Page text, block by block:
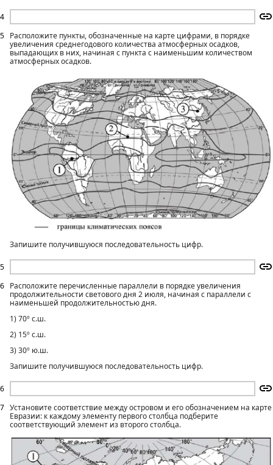
4
5
5
Расположите пункты, обозначенные на карте цифрами, в порядке
увеличения среднегодового количества атмосферных осадков,
выпадающих в них, начиная с пункта с наименьшим количеством
атмосферных осадков.
Запишите получившуюся последовательность цифр.
6
6
Расположите перечисленные параллели в порядке увеличения
продолжительности светового дня 2 июля, начиная с параллели с
наименьшей продолжительностью дня.
1) 70º с.ш.
2) 15º с.ш.
3) 30º ю.ш.
Запишите получившуюся последовательность цифр.
7 Установите соответствие между островом и его обозначением на карте
Евразии: к каждому элементу первого столбца подберите
соответствующий элемент из второго столбца.